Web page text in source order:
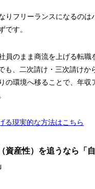
りフリーランスになるのは
です。
員のまま商流を上げる転職
も、二次請け・三次請けか
の環境へ移ることで、年収
る現実的な方法はこちら
資産性）を追うなら「